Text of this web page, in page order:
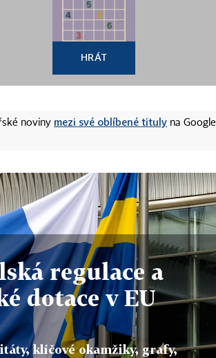
HRÁT
noviny mezi své oblíbené tituly na Google
regulace a
dotace v EU
klíčové okamžiky, grafy,